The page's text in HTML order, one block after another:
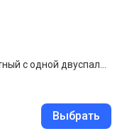
Выбрать